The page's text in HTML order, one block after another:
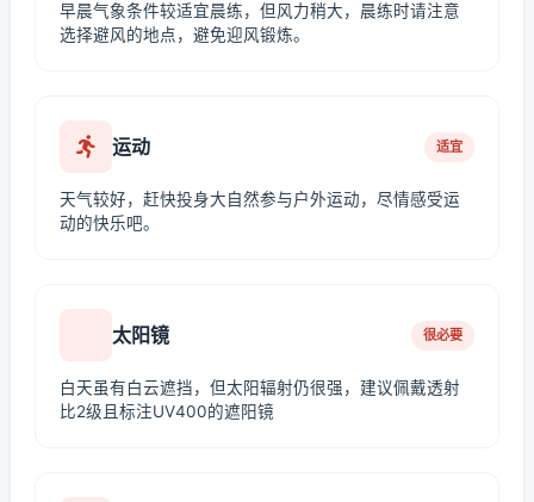
早晨气象条件较适宜晨练，但风力稍大，晨练时请注意
选择避风的地点，避免迎风锻炼。
运动 适宜
天气较好，赶快投身大自然参与户外运动，尽情感受运
动的快乐吧。
太阳镜 很必要
白天虽有白云遮挡，但太阳辐射仍很强，建议佩戴透射
比2级且标注UV400的遮阳镜